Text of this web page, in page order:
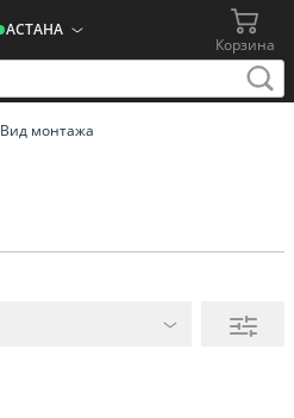
АСТАНА
Корзина
Вид монтажа